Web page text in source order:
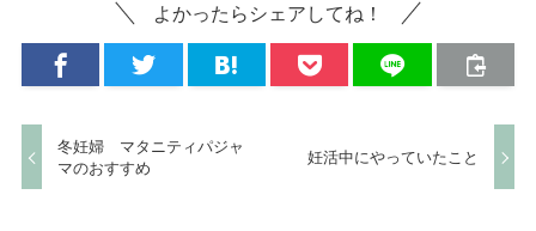
よかったらシェアしてね！
冬妊婦 マタニティパジャ
マのおすすめ
妊活中にやっていたこと